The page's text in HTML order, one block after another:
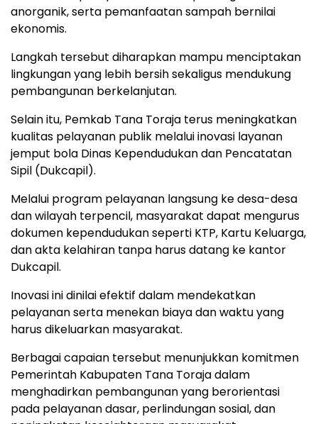
anorganik, serta pemanfaatan sampah bernilai
ekonomis.
Langkah tersebut diharapkan mampu menciptakan
lingkungan yang lebih bersih sekaligus mendukung
pembangunan berkelanjutan.
Selain itu, Pemkab Tana Toraja terus meningkatkan
kualitas pelayanan publik melalui inovasi layanan
jemput bola Dinas Kependudukan dan Pencatatan
Sipil (Dukcapil).
Melalui program pelayanan langsung ke desa-desa
dan wilayah terpencil, masyarakat dapat mengurus
dokumen kependudukan seperti KTP, Kartu Keluarga,
dan akta kelahiran tanpa harus datang ke kantor
Dukcapil.
Inovasi ini dinilai efektif dalam mendekatkan
pelayanan serta menekan biaya dan waktu yang
harus dikeluarkan masyarakat.
Berbagai capaian tersebut menunjukkan komitmen
Pemerintah Kabupaten Tana Toraja dalam
menghadirkan pembangunan yang berorientasi
pada pelayanan dasar, perlindungan sosial, dan